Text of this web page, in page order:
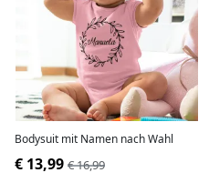
Bodysuit mit Namen nach Wahl
€ 13,99 € 16,99